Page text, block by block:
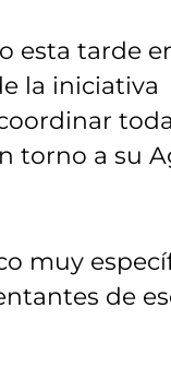
esta tarde
la iniciativa
torno a su
muy
de